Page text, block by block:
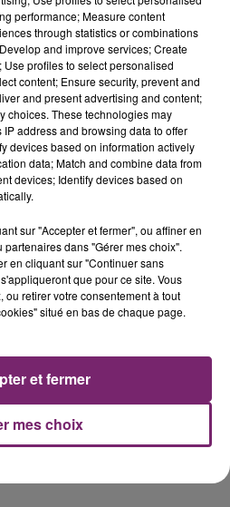
- Guinguette éphémère
!
solaire du 12 Août 2026
de la région sont
soir pour la Gironde
performance; Measure content
through statistics or combinations
and improve services; Create
profiles to select personalised
content; Ensure security, prevent and
and present advertising and content;
choices. These technologies may
address and browsing data to offer
devices based on information actively
data; Match and combine data from
devices; Identify devices based on
sur "Accepter et fermer", ou affiner en
dans "Gérer mes choix".
en cliquant sur "Continuer sans
que pour ce site. Vous
ou retirer votre consentement à tout
situé en bas de chaque page.
mes choix
et fermer